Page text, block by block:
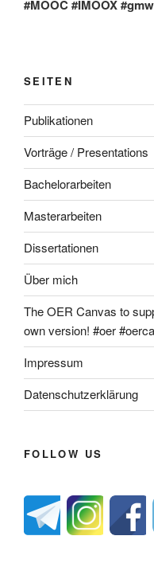
#MOOC #IMOOX
SEITEN
Publikationen
Vorträge / Presentations
Bachelorarbeiten
Masterarbeiten
Dissertationen
Über mich
The OER Canvas to
own version! #oer
Impressum
Datenschutzerklärung
FOLLOW US